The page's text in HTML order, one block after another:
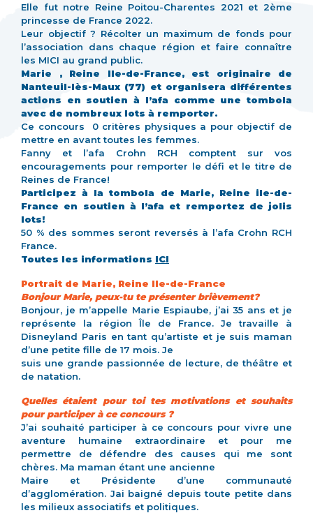
Elle fut notre Reine Poitou-Charentes 2021 et 2ème
princesse de France 2022.
Leur objectif ? Récolter un maximum de fonds pour
l’association dans chaque région et faire connaître
les MICI au grand public.
Marie , Reine Ile-de-France, est originaire de
Nanteuil-lès-Maux (77) et organisera différentes
actions en soutien à l’afa comme une tombola
avec de nombreux lots à remporter.
Ce concours 0 critères physiques a pour objectif de
mettre en avant toutes les femmes.
Fanny et l’afa Crohn RCH comptent sur vos
encouragements pour remporter le défi et le titre de
Reines de France!
Participez à la tombola de Marie, Reine ile-de-
France en soutien à l’afa et remportez de jolis
lots!
50 % des sommes seront reversés à l’afa Crohn RCH
France.
Toutes les informations ICI
Portrait de Marie, Reine Ile-de-France
Bonjour Marie, peux-tu te présenter brièvement?
Bonjour, je m’appelle Marie Espiaube, j’ai 35 ans et je
représente la région Île de France. Je travaille à
Disneyland Paris en tant qu’artiste et je suis maman
d’une petite fille de 17 mois. Je
suis une grande passionnée de lecture, de théâtre et
de natation.
Quelles étaient pour toi tes motivations et souhaits
pour participer à ce concours ?
J’ai souhaité participer à ce concours pour vivre une
aventure humaine extraordinaire et pour me
permettre de défendre des causes qui me sont
chères. Ma maman étant une ancienne
Maire et Présidente d’une communauté
d’agglomération. Jai baigné depuis toute petite dans
les milieux associatifs et politiques.